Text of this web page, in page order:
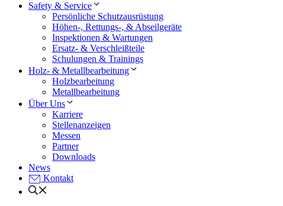
Safety & Service
Persönliche Schutzausrüstung
Höhen-, Rettungs-, & Abseilgeräte
Inspektionen & Wartungen
Ersatz- & Verschleißteile
Schulungen & Trainings
Holz- & Metallbearbeitung
Holzbearbeitung
Metallbearbeitung
Über Uns
Karriere
Stellenanzeigen
Messen
Partner
Downloads
News
Kontakt